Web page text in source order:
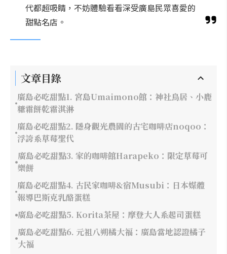
代都超吸睛，不妨體驗看看深受廣島民眾喜愛的
甜點名店。
文章目錄
廣島必吃甜點1. 宮島Umaimono館：神社鳥居、小鹿
糖霜餅乾霜淇淋
廣島必吃甜點2. 隱身觀光農園的古宅咖啡店noqoo：
浮誇系草莓聖代
廣島必吃甜點3. 家的咖啡館Harapeko：限定草莓可
樂餅
廣島必吃甜點4. 古民家咖啡&宿Musubi：日本媒體
報導巴斯克乳酪蛋糕
廣島必吃甜點5. Korita茶屋：摩登大人系起司蛋糕
廣島必吃甜點6. 元祖八朔橘大福：廣島當地認證橘子
大福